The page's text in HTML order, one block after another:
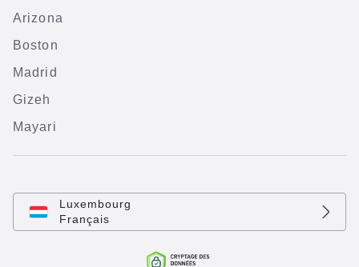
Arizona
Boston
Madrid
Gizeh
Mayari
Luxembourg
Français